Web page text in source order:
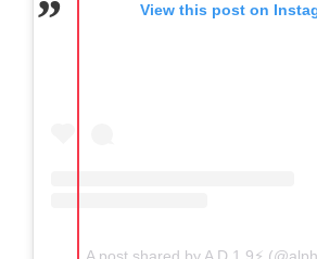
View this post on